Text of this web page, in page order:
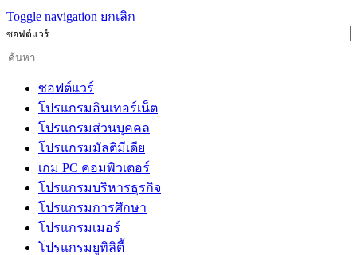
Toggle navigation ยกเลิก
ซอฟต์แวร์
ซอฟต์แวร์
โปรแกรมอินเทอร์เน็ต
โปรแกรมส่วนบุคคล
โปรแกรมมัลติมีเดีย
เกม PC คอมพิวเตอร์
โปรแกรมบริหารธุรกิจ
โปรแกรมการศึกษา
โปรแกรมเมอร์
โปรแกรมยูทิลิตี้